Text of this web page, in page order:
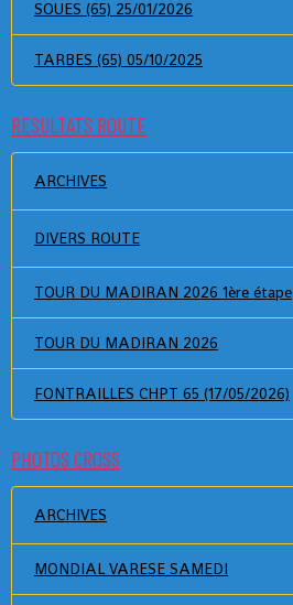
SOUES (65) 25/01/2026
TARBES (65) 05/10/2025
RESULTATS ROUTE
ARCHIVES
DIVERS ROUTE
TOUR DU MADIRAN 2026 1ère étape
TOUR DU MADIRAN 2026
FONTRAILLES CHPT 65 (17/05/2026)
PHOTOS CROSS
ARCHIVES
MONDIAL VARESE SAMEDI